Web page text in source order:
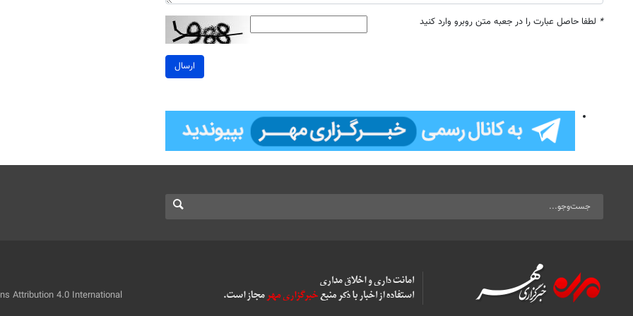
* لطفا حاصل عبارت را در جعبه متن روبرو وارد کنید
ارسال
Attribution 4.0 International